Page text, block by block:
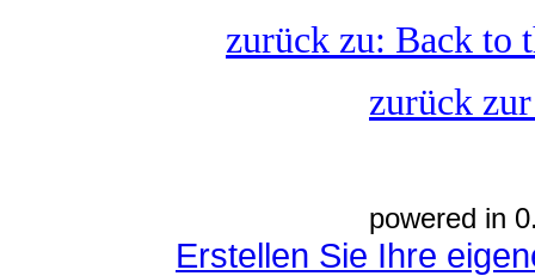
zurück zu: Back to
zurück
powered in
Erstellen Sie Ihre